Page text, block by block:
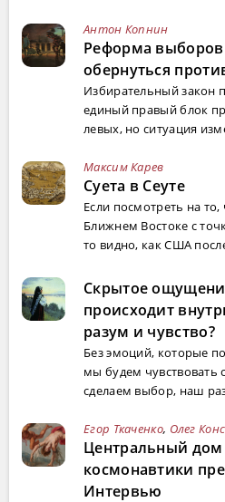
Антон Копнин
Реформа
обернуться
Избирательный закон
единый правый блок
левых, но ситуация
Максим Карев
Суета в Сеуте
Если посмотреть на
Ближнем Востоке с
то видно, как США
Скрытое
происходит
разум и чувство?
Без эмоций, которые
мы будем чувствовать
сделаем выбор, наш
Егор Ткаченко, Олег
Центральный
космонавтики
Интервью